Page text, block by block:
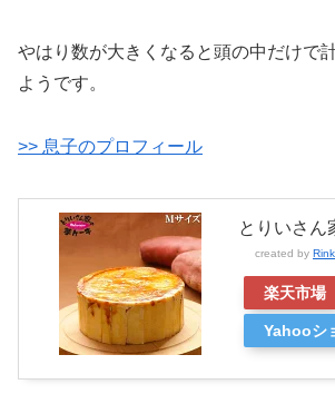
やはり数が大きくなると頭の中だけで
ようです。
>> 息子のプロフィール
とりいさん
created by
楽天市場
Yahooシ